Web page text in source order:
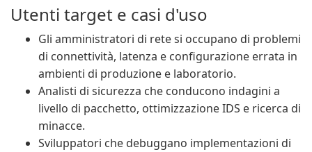
Utenti target e casi d'uso
Gli amministratori di rete si occupano di problemi
di connettività, latenza e configurazione errata in
ambienti di produzione e laboratorio.
Analisti di sicurezza che conducono indagini a
livello di pacchetto, ottimizzazione IDS e ricerca di
minacce.
Sviluppatori che debuggano implementazioni di